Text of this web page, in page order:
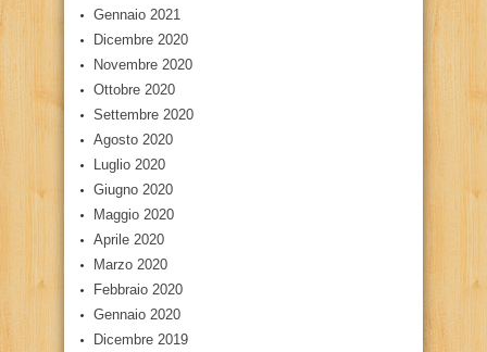
Gennaio 2021
Dicembre 2020
Novembre 2020
Ottobre 2020
Settembre 2020
Agosto 2020
Luglio 2020
Giugno 2020
Maggio 2020
Aprile 2020
Marzo 2020
Febbraio 2020
Gennaio 2020
Dicembre 2019